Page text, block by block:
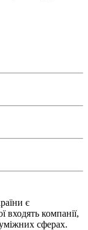
є
входять компанії,
сферах.